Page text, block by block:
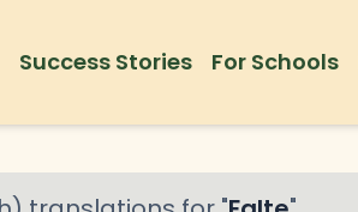
Success Stories For Schools